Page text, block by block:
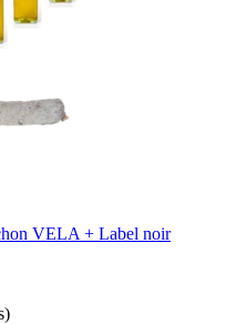
VELA + Label noir